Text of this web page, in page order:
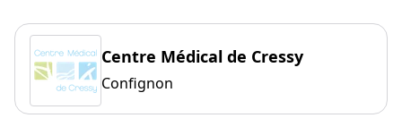
Centre Médical de Cressy
Confignon